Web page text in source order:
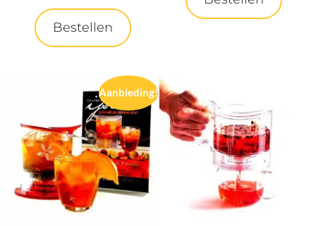
Bestellen
Aanbieding!